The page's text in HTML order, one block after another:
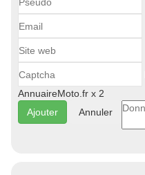
AnnuaireMoto.fr x 2
Annuler